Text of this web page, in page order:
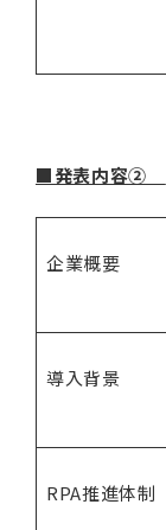
■発表内容②
企業概要
導入背景
RPA推進体制